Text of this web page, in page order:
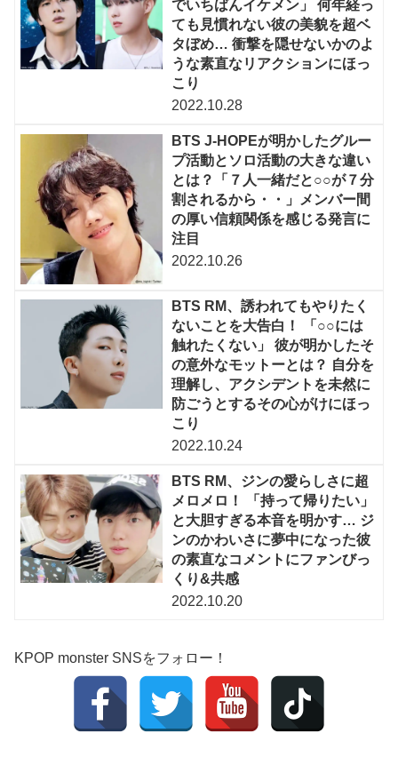
でいちばんイケメン」 何年経っ
ても見慣れない彼の美貌を超ベ
タぼめ… 衝撃を隠せないかのよ
うな素直なリアクションにほっ
こり
2022.10.28
BTS J-HOPEが明かしたグルー
プ活動とソロ活動の大きな違い
とは？「７人一緒だと○○が７分
割されるから・・」メンバー間
の厚い信頼関係を感じる発言に
注目
2022.10.26
BTS RM、誘われてもやりたく
ないことを大告白！ 「○○には
触れたくない」 彼が明かしたそ
の意外なモットーとは？ 自分を
理解し、アクシデントを未然に
防ごうとするその心がけにほっ
こり
2022.10.24
BTS RM、ジンの愛らしさに超
メロメロ！ 「持って帰りたい」
と大胆すぎる本音を明かす… ジ
ンのかわいさに夢中になった彼
の素直なコメントにファンびっ
くり&共感
2022.10.20
KPOP monster SNSをフォロー！